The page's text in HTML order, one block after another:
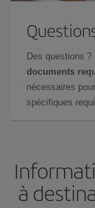
Des questions
documents
nécessaires
spécifiques
à